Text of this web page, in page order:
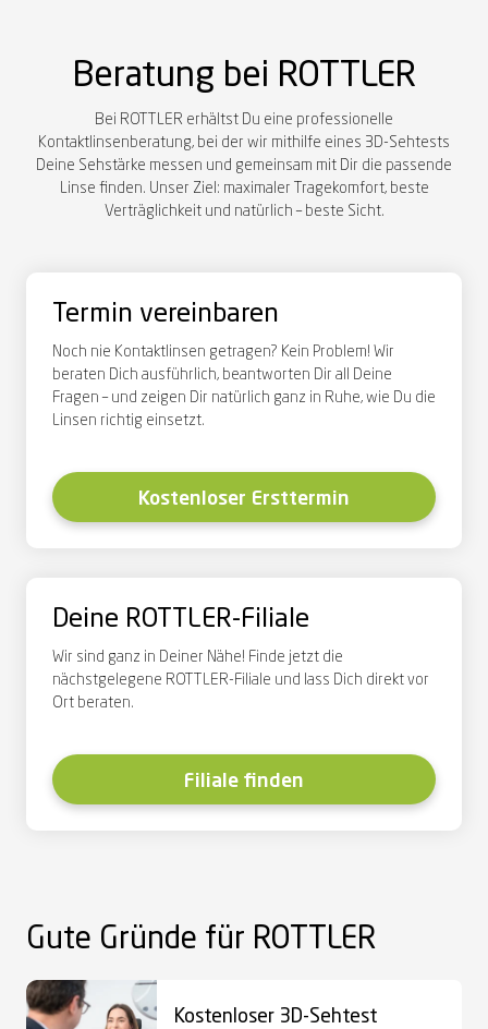
Beratung bei ROTTLER
Bei ROTTLER erhältst Du eine professionelle
Kontaktlinsenberatung, bei der wir mithilfe eines 3D-Sehtests
Deine Sehstärke messen und gemeinsam mit Dir die passende
Linse finden. Unser Ziel: maximaler Tragekomfort, beste
Verträglichkeit und natürlich – beste Sicht.
Termin vereinbaren
Noch nie Kontaktlinsen getragen? Kein Problem! Wir
beraten Dich ausführlich, beantworten Dir all Deine
Fragen – und zeigen Dir natürlich ganz in Ruhe, wie Du die
Linsen richtig einsetzt.
Kostenloser Ersttermin
Deine ROTTLER-Filiale
Wir sind ganz in Deiner Nähe! Finde jetzt die
nächstgelegene ROTTLER-Filiale und lass Dich direkt vor
Ort beraten.
Filiale finden
Gute Gründe für ROTTLER
Kostenloser 3D-Sehtest